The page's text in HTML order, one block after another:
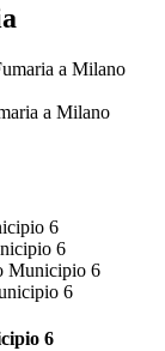
a Milano
6
6
Municipio 6
6
6